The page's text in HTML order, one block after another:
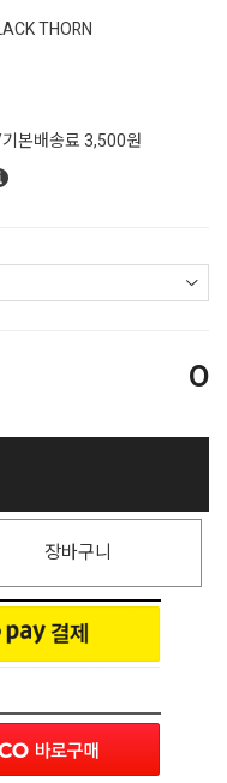
THORN
본배송료 3,500원
0
장바구니